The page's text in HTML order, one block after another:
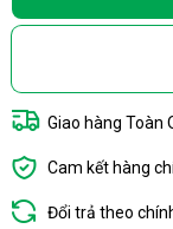
Giao hàng Toàn
Cam kết hàng
Đổi trả theo